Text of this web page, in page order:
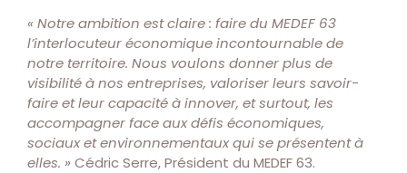
« Notre ambition est claire : faire du MEDEF 63
l’interlocuteur économique incontournable de
notre territoire. Nous voulons donner plus de
visibilité à nos entreprises, valoriser leurs savoir-
faire et leur capacité à innover, et surtout, les
accompagner face aux défis économiques,
sociaux et environnementaux qui se présentent à
elles. » Cédric Serre, Président du MEDEF 63.